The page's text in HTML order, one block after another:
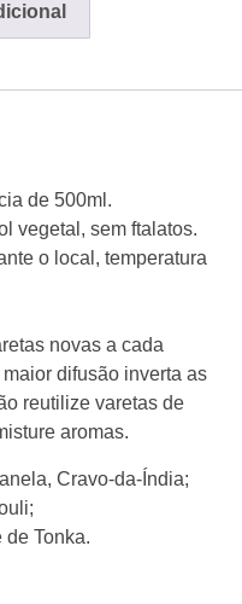
de 500ml.
vegetal, sem ftalatos.
o local, temperatura
novas a cada
difusão inverta as
reutilize varetas de
aromas.
Cravo-da-Índia;
de Tonka.